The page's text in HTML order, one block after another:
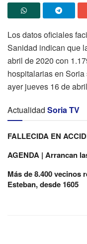
Los datos oficiales
Sanidad indican que
abril de 2020 con
hospitalarias en
ayer jueves 16 de
Actualidad Soria TV
FALLECIDA EN
AGENDA | Arrancan
Más de 8.400 vecinos
Esteban, desde 1605